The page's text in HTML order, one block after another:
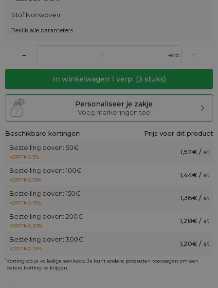
Stof:Nonwoven
Bekijk alle parameters
– verp. +
In winkelwagen 1 verp. (3 stuks)
Personaliseer je zakje
Voeg markeringen toe
Beschikbare kortingen
Prijs voor dit product
Bestelling boven: 50€
KORTING 5%
1,52€ / st
Bestelling boven: 100€
KORTING 10%
1,44€ / st
Bestelling boven: 150€
KORTING 15%
1,36€ / st
Bestelling boven: 200€
KORTING 20%
1,28€ / st
Bestelling boven: 300€
KORTING 25%
1,20€ / st
*Korting op je volledige aankoop. Je kunt andere producten toevoegen om een
betere korting te krijgen.